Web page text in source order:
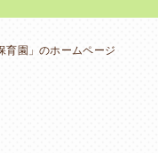
育園」のホームページ